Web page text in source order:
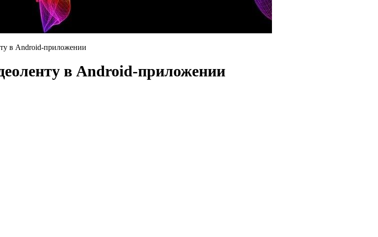
в Android-приложении
в Android-приложении